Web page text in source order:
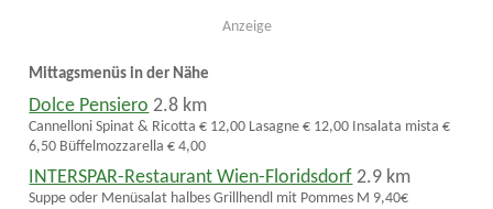
Anzeige
Mittagsmenüs in der Nähe
Dolce Pensiero 2.8 km
Cannelloni Spinat & Ricotta € 12,00 Lasagne € 12,00 Insalata mista €
6,50 Büffelmozzarella € 4,00
INTERSPAR-Restaurant Wien-Floridsdorf 2.9 km
Suppe oder Menüsalat halbes Grillhendl mit Pommes M 9,40€